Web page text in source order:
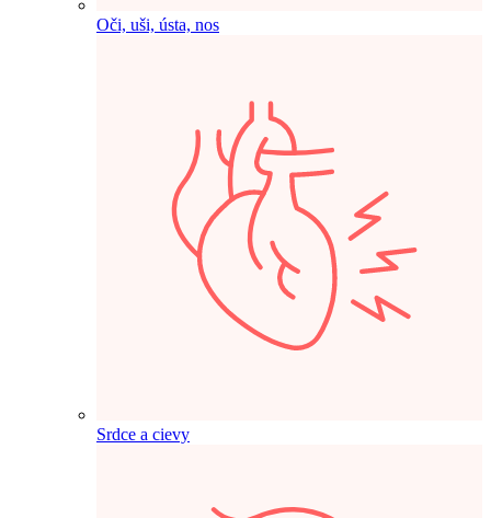
Oči, uši, ústa, nos
Srdce a cievy